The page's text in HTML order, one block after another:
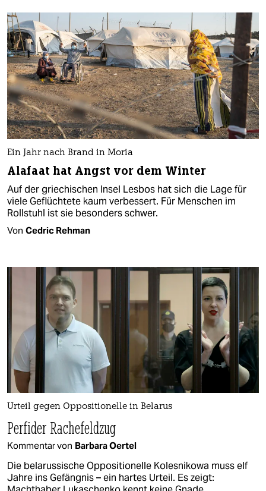
Ein Jahr nach Brand in Moria
Alafaat hat Angst vor dem Winter
Auf der griechischen Insel Lesbos hat sich die Lage für
viele Geflüchtete kaum verbessert. Für Menschen im
Rollstuhl ist sie besonders schwer.
Von Cedric Rehman
Urteil gegen Oppositionelle in Belarus
Perfider Rachefeldzug
Kommentar von Barbara Oertel
Die belarussische Oppositionelle Kolesnikowa muss elf
Jahre ins Gefängnis – ein hartes Urteil. Es zeigt: